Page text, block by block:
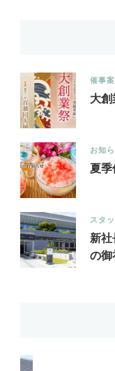
催事
大創
お知
夏季
スタ
新社
の御